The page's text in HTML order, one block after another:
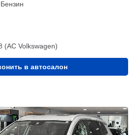
(АС Volkswagen)
в автосалон